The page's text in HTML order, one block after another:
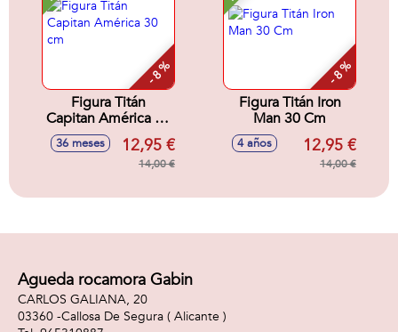
- 8 %
Figura Titán
Capitan América 30
cm
36 meses 12,95 €
14,00 €
- 8 %
Figura Titán Iron
Man 30 Cm
4 años 12,95 €
14,00 €
Agueda rocamora Gabin
CARLOS GALIANA, 20
03360 -Callosa De Segura ( Alicante )